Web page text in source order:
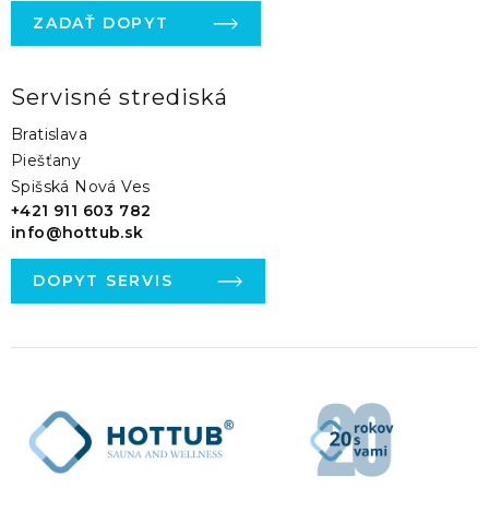
ZADAŤ DOPYT
Servisné strediská
Bratislava
Piešťany
Spišská Nová Ves
+421 911 603 782
info@hottub.sk
DOPYT SERVIS